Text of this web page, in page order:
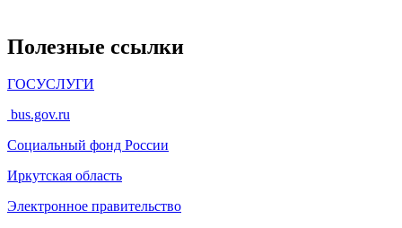
Полезные ссылки
ГОСУСЛУГИ
bus.gov.ru
Социальный фонд России
Иркутская область
Электронное правительство